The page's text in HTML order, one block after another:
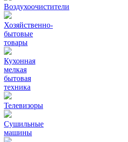
Воздухоочистители
Хозяйственно-
бытовые
товары
Кухонная
мелкая
бытовая
техника
Телевизоры
Сушильные
машины